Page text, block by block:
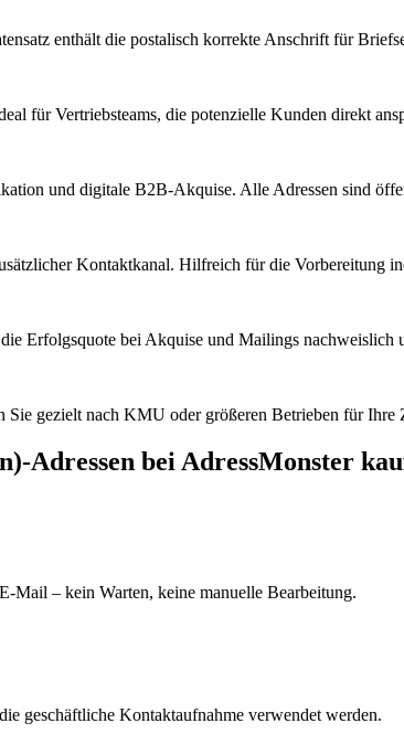
enthält die postalisch korrekte Anschrift für
für Vertriebsteams, die potenzielle Kunden direkt
und digitale B2B-Akquise. Alle Adressen sind
Kontaktkanal. Hilfreich für die Vorbereitung
Erfolgsquote bei Akquise und Mailings nachweislich
Sie gezielt nach KMU oder größeren Betrieben für Ihre
-Adressen bei AdressMonster
Mail – kein Warten, keine manuelle Bearbeitung.
geschäftliche Kontaktaufnahme verwendet werden.